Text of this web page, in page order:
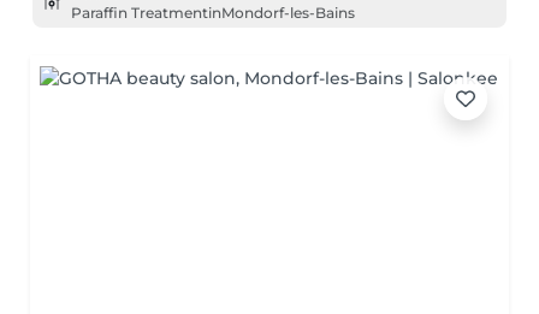
Paraffin TreatmentinMondorf-les-Bains